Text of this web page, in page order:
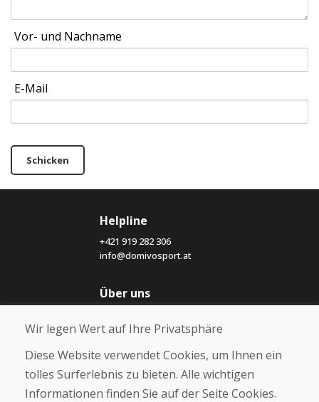
Vor- und Nachname
E-Mail
Schicken
Helpline
+421 919 282 306
info@domivosport.at
Über uns
Über uns
Kontakt
Kaufen
Wir legen Wert auf Ihre Privatsphäre
Diese Website verwendet Cookies, um Ihnen ein
tolles Surferlebnis zu bieten. Alle wichtigen
Informationen finden Sie auf der Seite Cookies.